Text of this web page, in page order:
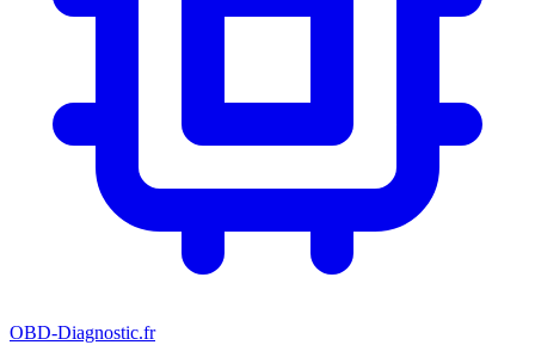
OBD-Diagnostic.fr